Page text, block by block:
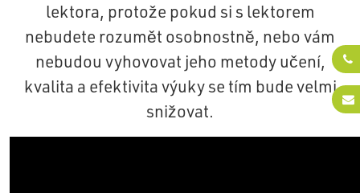
lektora, protože pokud si s lektorem
nebudete rozumět osobnostně, nebo vám
nebudou vyhovovat jeho metody učení,
kvalita a efektivita výuky se tím bude velmi
snižovat.